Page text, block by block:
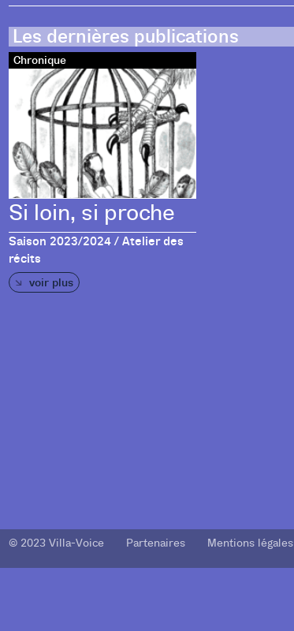
Les dernières publications
Chronique
Si loin, si proche
Saison 2023/2024 / Atelier des
récits
voir plus
© 2023 Villa-Voice Partenaires Mentions légales